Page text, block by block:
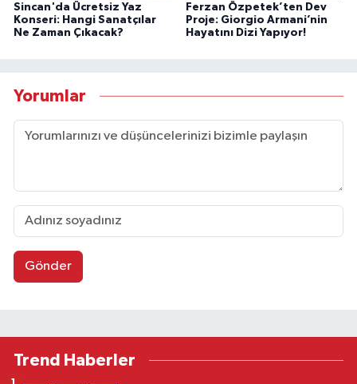
Sincan'da Ücretsiz Yaz
Konseri: Hangi Sanatçılar
Ne Zaman Çıkacak?
Ferzan Özpetek’ten Dev
Proje: Giorgio Armani’nin
Hayatını Dizi Yapıyor!
Yorumlar
Gönder
Trend Haberler